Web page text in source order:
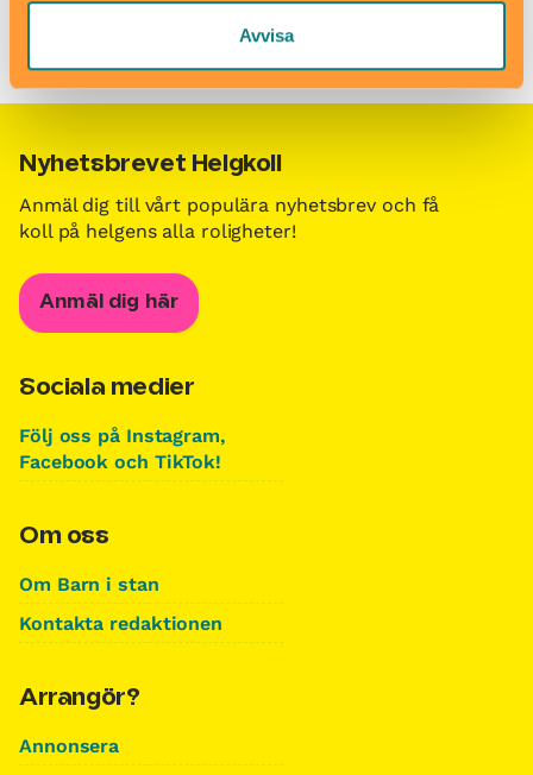
Avvisa
Barn i stans kalendarium för barn och familjer i Stockholm
/
Spana in aktiviteter som alltid är aktuella!
Nyhetsbrevet Helgkoll
Anmäl dig till vårt populära nyhetsbrev och få
koll på helgens alla roligheter!
Anmäl dig här
Sociala medier
Följ oss på Instagram,
Facebook och TikTok!
Om oss
Om Barn i stan
Kontakta redaktionen
Arrangör?
Annonsera